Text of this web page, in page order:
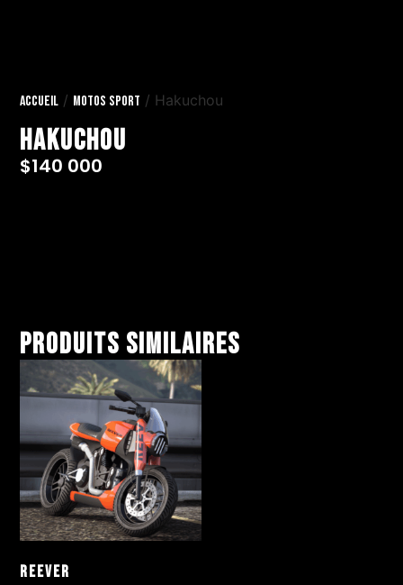
Accueil / Motos Sport / Hakuchou
Hakuchou
$140 000
Produits similaires
Reever